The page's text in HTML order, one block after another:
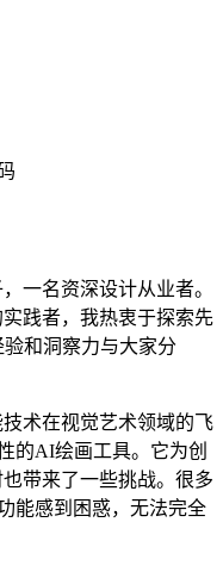
一名资深设计从业者。
践者，我热衷于探索先
和洞察力与大家分
术在视觉艺术领域的飞
的AI绘画工具。它为创
带来了一些挑战。很多
能感到困惑，无法完全